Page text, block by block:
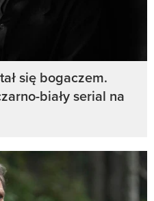
się bogaczem.
biały serial na